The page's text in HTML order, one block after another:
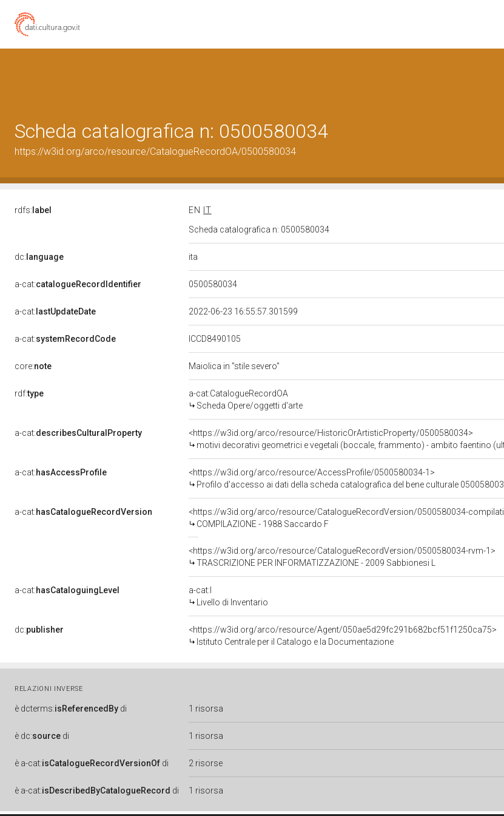
Scheda catalografica n: 0500580034
https://w3id.org/arco/resource/CatalogueRecordOA/0500580034
rdfs: label EN
IT
Scheda catalografica n: 0500580034
dc: language ita
a-cat:catalogueRecordIdentifier 0500580034
a-cat: lastUpdateDate 2022-06-23 16:55:57.301599
a-cat:systemRecordCode ICCD8490105
core:note Maiolica in "stile severo"
rdf:type
a-cat:CatalogueRecordOA
Scheda Opere/oggetti d'arte
a-cat:describesCulturalProperty
<https://w3id.org/arco/resource/HistoricOrArtisticProperty/0500580034>
motivi decorativi geometrici e vegetali (boccale, frammento) - ambito faentino
a-cat:hasAccessProfile
<https://w3id.org/arco/resource/AccessProfile/0500580034-1>
Profilo d'accesso ai dati della scheda catalografica del bene culturale
a-cat:hasCatalogueRecordVersion
<https://w3id.org/arco/resource/CatalogueRecordVersion/0500580034-
COMPILAZIONE - 1988 Saccardo F
<https://w3id.org/arco/resource/CatalogueRecordVersion/0500580034-rvm-1>
TRASCRIZIONE PER INFORMATIZZAZIONE - 2009 Sabbionesi L
a-cat:hasCataloguingLevel
a-cat:I
Livello di Inventario
dc:publisher
<https://w3id.org/arco/resource/Agent/050ae5d29fc291b682bcf51f1250ca75>
Istituto Centrale per il Catalogo e la Documentazione
RELAZIONI INVERSE
è dcterms:isReferencedBy di 1 risorsa
è dc:source di 1 risorsa
è a-cat:isCatalogueRecordVersionOf di 2 risorse
è a-cat:isDescribedByCatalogueRecord di 1 risorsa